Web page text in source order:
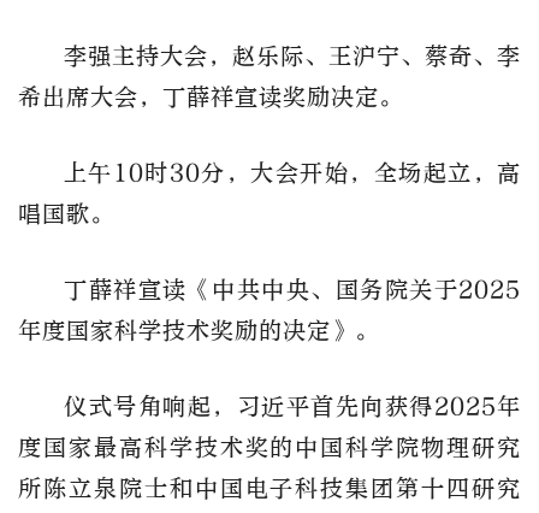
李强主持大会，赵乐际、王沪宁、蔡奇、李
希出席大会，丁薛祥宣读奖励决定。
上午10时30分，大会开始，全场起立，高
唱国歌。
丁薛祥宣读《中共中央、国务院关于2025
年度国家科学技术奖励的决定》。
仪式号角响起，习近平首先向获得2025年
度国家最高科学技术奖的中国科学院物理研究
所陈立泉院士和中国电子科技集团第十四研究